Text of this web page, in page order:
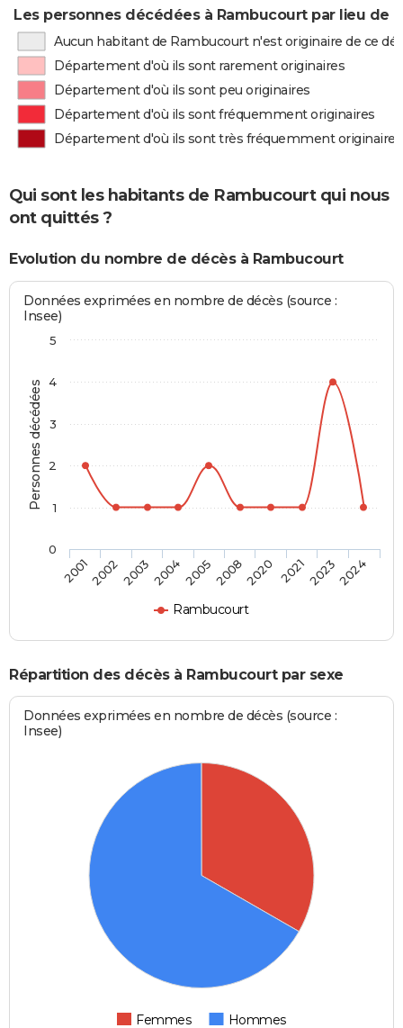
Les personnes décédées à Rambucourt par lieu de
Aucun habitant de Rambucourt n'est originaire de ce
Département d'où ils sont rarement originaires
Département d'où ils sont peu originaires
Département d'où ils sont fréquemment originaires
Département d'où ils sont très fréquemment originaires
Qui sont les habitants de Rambucourt qui nous
ont quittés ?
Evolution du nombre de décès à Rambucourt
Personnes décédées
Données exprimées en nombre de décès (source :
Insee)
Rambucourt
2001200220032004200520082020 202120232024
0
1
2
3
4
5
Répartition des décès à Rambucourt par sexe
Données exprimées en nombre de décès (source :
Insee)
Femmes Hommes